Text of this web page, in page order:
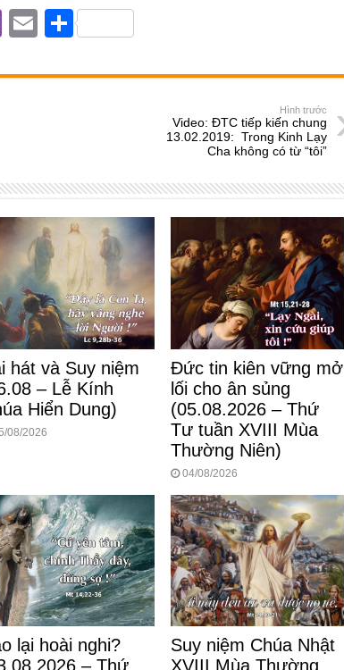
Vi
er
E
ail
S
ar
Hình trước
Video: ĐTC tiếp kiến chung
13.02.2019: Trong Kinh Lạy
Cha không có từ “tôi”
hát và Suy niệm
– Lễ Kính
Hiển Dung)
08/2026
Đức tin kiên vững mở
lối cho ân sủng
(05.08.2026 – Thứ
Tư tuần XVIII Mùa
Thường Niên)
04/08/2026
lại hoài nghi?
– Thứ
Suy niệm Chúa Nhật
XVIII Mùa Thường